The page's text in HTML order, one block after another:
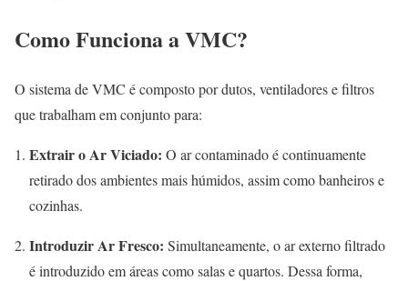
Como Funciona a VMC?
O sistema de VMC é composto por dutos, ventiladores e filtros
que trabalham em conjunto para:
Extrair o Ar Viciado: O ar contaminado é continuamente
retirado dos ambientes mais húmidos, assim como banheiros e
cozinhas.
Introduzir Ar Fresco: Simultaneamente, o ar externo filtrado
é introduzido em áreas como salas e quartos. Dessa forma,